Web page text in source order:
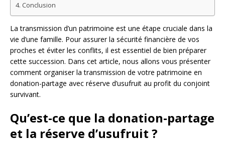
Conclusion
La transmission d’un patrimoine est une étape cruciale dans la
vie d’une famille. Pour assurer la sécurité financière de vos
proches et éviter les conflits, il est essentiel de bien préparer
cette succession. Dans cet article, nous allons vous présenter
comment organiser la transmission de votre patrimoine en
donation-partage avec réserve d’usufruit au profit du conjoint
survivant.
Qu’est-ce que la donation-partage
et la réserve d’usufruit ?